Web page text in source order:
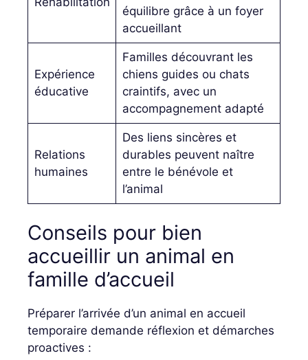
équilibre grâce à un foyer
accueillant
Expérience
éducative
Familles découvrant les
chiens guides ou chats
craintifs, avec un
accompagnement adapté
Relations
humaines
Des liens sincères et
durables peuvent naître
entre le bénévole et
l’animal
Conseils pour bien
accueillir un animal en
famille d’accueil
Préparer l’arrivée d’un animal en accueil
temporaire demande réflexion et démarches
proactives :